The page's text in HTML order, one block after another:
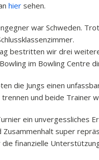
hier sehen.
war Schweden.
bestritten wir drei
im Bowling Centre
die Jungs einen
und beide Trainer
ein unvergessliches
Zusammenhalt super
finanzielle